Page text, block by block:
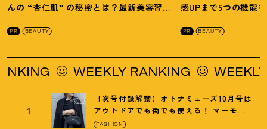
んの “杏仁肌” の秘密とは ？ 最新美容習慣
PR BEAUTY
感UPまで5つの機能
PR BEAUTY
WEEKLY RANKING WEEKLY
1
【次号付録解禁】オトナミューズ10月号は
アウトドアでも街でも使える ！ マーモッ
トの黒ショルダー
FASHION